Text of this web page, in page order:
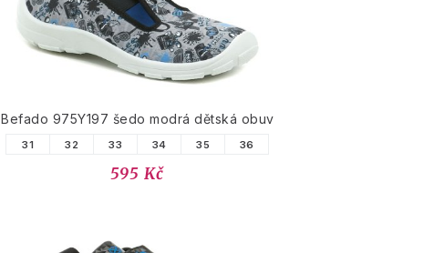
Befado 975Y197 šedo modrá dětská obuv
31 32 33 34 35 36
595 Kč